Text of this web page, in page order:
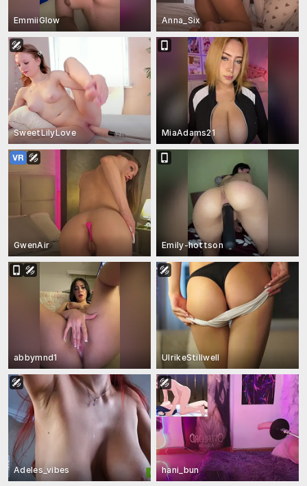
EmmiiGlow Anna_Six
SweetLilyLove MiaAdams21
GwenAir Emily-hottson
abbymnd1 UlrikeStillwell
Adeles_vibes hani_bun